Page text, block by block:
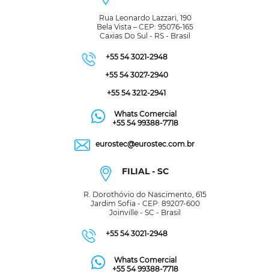
Rua Leonardo Lazzari, 190
Bela Vista – CEP: 95076-165
Caxias Do Sul - RS - Brasil
+55 54 3021-2948
+55 54 3027-2940
+55 54 3212-2941
Whats Comercial
+55 54 99388-7718
eurostec@eurostec.com.br
FILIAL - SC
R. Dorothóvio do Nascimento, 615
Jardim Sofia - CEP: 89207-600
Joinville - SC - Brasil
+55 54 3021-2948
Whats Comercial
+55 54 99388-7718